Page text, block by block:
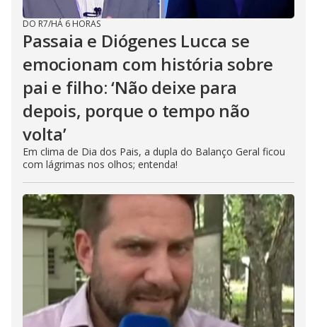
DO R7/HÁ 6 HORAS
Passaia e Diógenes Lucca se
emocionam com história sobre
pai e filho: ‘Não deixe para
depois, porque o tempo não
volta’
Em clima de Dia dos Pais, a dupla do Balanço Geral ficou
com lágrimas nos olhos; entenda!